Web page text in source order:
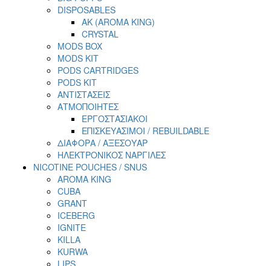
DISPOSABLES
AK (AROMA KING)
CRYSTAL
MODS BOX
MODS KIT
PODS CARTRIDGES
PODS KIT
ΑΝΤΙΣΤΑΣΕΙΣ
ΑΤΜΟΠΟΙΗΤΕΣ
ΕΡΓΟΣΤΑΣΙΑΚΟΙ
ΕΠΙΣΚΕΥΑΣΙΜΟΙ / REBUILDABLE
ΔΙΑΦΟΡΑ / ΑΞΕΣΟΥΑΡ
ΗΛΕΚΤΡΟΝΙΚΟΣ ΝΑΡΓΙΛΕΣ
NICOTINE POUCHES / SNUS
AROMA KING
CUBA
GRANT
ICEBERG
IGNITE
KILLA
KURWA
LIPS